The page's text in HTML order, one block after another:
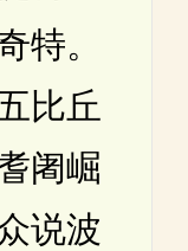
特。
比丘
阇崛
说波